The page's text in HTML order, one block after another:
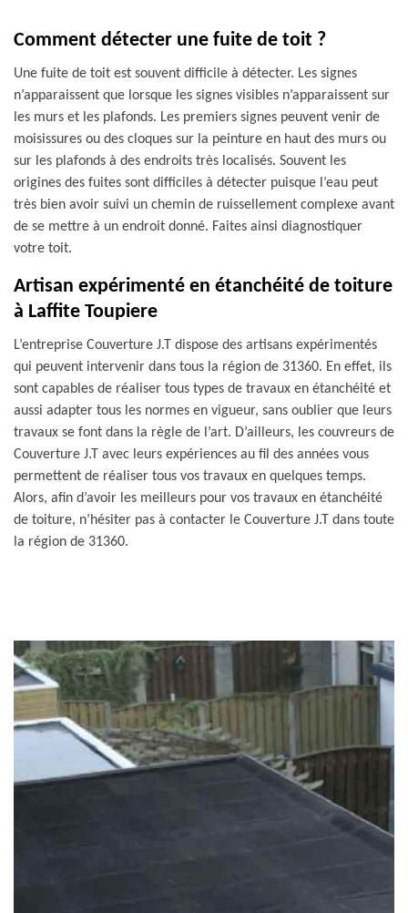
Comment détecter une fuite de toit ?
Une fuite de toit est souvent difficile à détecter. Les signes
n’apparaissent que lorsque les signes visibles n’apparaissent sur
les murs et les plafonds. Les premiers signes peuvent venir de
moisissures ou des cloques sur la peinture en haut des murs ou
sur les plafonds à des endroits très localisés. Souvent les
origines des fuites sont difficiles à détecter puisque l’eau peut
très bien avoir suivi un chemin de ruissellement complexe avant
de se mettre à un endroit donné. Faites ainsi diagnostiquer
votre toit.
Artisan expérimenté en étanchéité de toiture
à Laffite Toupiere
L’entreprise Couverture J.T dispose des artisans expérimentés
qui peuvent intervenir dans tous la région de 31360. En effet, ils
sont capables de réaliser tous types de travaux en étanchéité et
aussi adapter tous les normes en vigueur, sans oublier que leurs
travaux se font dans la règle de l’art. D’ailleurs, les couvreurs de
Couverture J.T avec leurs expériences au fil des années vous
permettent de réaliser tous vos travaux en quelques temps.
Alors, afin d’avoir les meilleurs pour vos travaux en étanchéité
de toiture, n’hésiter pas à contacter le Couverture J.T dans toute
la région de 31360.